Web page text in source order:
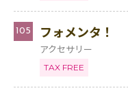
105 フォメンタ！
アクセサリー
TAX FREE